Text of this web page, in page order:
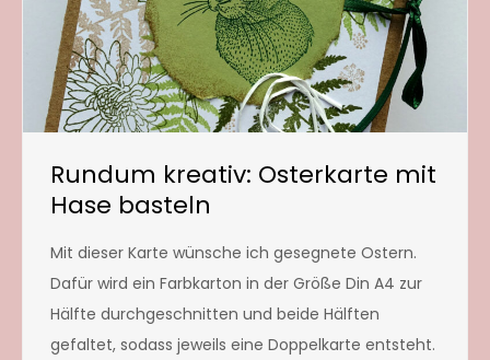
Rundum kreativ: Osterkarte mit
Hase basteln
Mit dieser Karte wünsche ich gesegnete Ostern.
Dafür wird ein Farbkarton in der Größe Din A4 zur
Hälfte durchgeschnitten und beide Hälften
gefaltet, sodass jeweils eine Doppelkarte entsteht.